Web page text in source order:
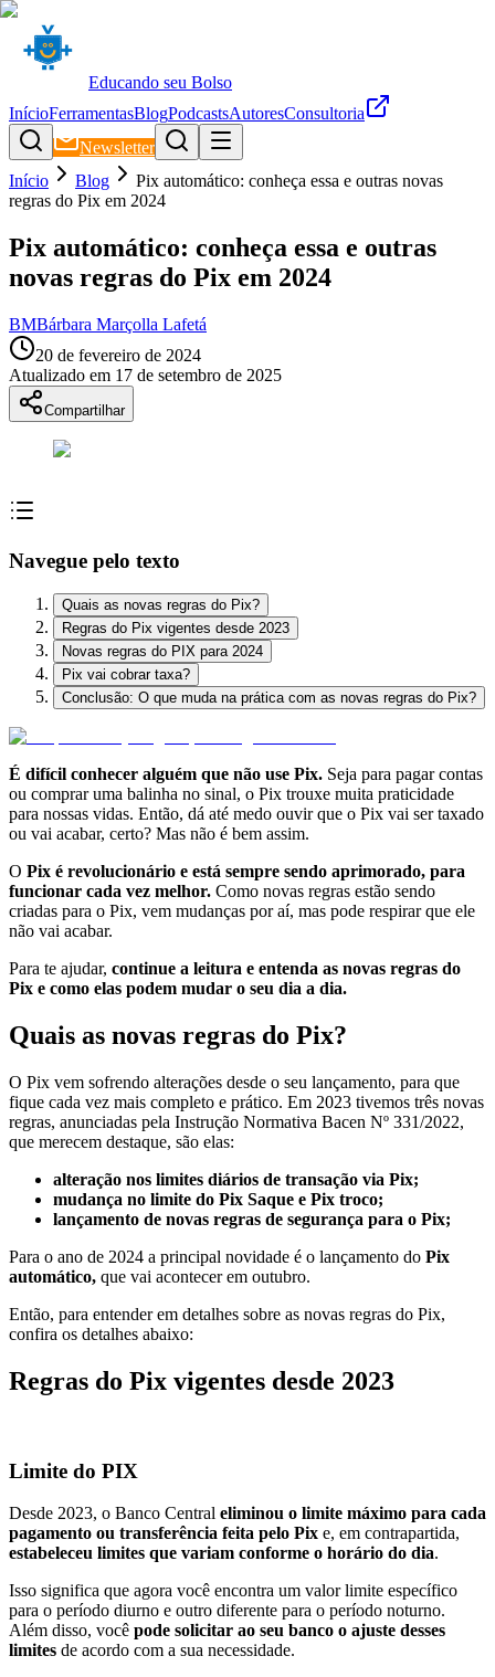
Educando seu Bolso
InícioFerramentasBlogPodcastsAutoresConsultoria
Newsletter
Início
Blog
Pix automático: conheça essa e outras novas
regras do Pix em 2024
Pix automático: conheça essa e outras
novas regras do Pix em 2024
BMBárbara Marçolla Lafetá
20 de fevereiro de 2024
Atualizado em 17 de setembro de 2025
Compartilhar
Navegue pelo texto
Quais as novas regras do Pix?
Regras do Pix vigentes desde 2023
Novas regras do PIX para 2024
Pix vai cobrar taxa?
Conclusão: O que muda na prática com as novas regras do Pix?
É difícil conhecer alguém que não use Pix. Seja para pagar contas
ou comprar uma balinha no sinal, o Pix trouxe muita praticidade
para nossas vidas. Então, dá até medo ouvir que o Pix vai ser taxado
ou vai acabar, certo? Mas não é bem assim.
O Pix é revolucionário e está sempre sendo aprimorado, para
funcionar cada vez melhor. Como novas regras estão sendo
criadas para o Pix, vem mudanças por aí, mas pode respirar que ele
não vai acabar.
Para te ajudar, continue a leitura e entenda as novas regras do
Pix e como elas podem mudar o seu dia a dia.
Quais as novas regras do Pix?
O Pix vem sofrendo alterações desde o seu lançamento, para que
fique cada vez mais completo e prático. Em 2023 tivemos três novas
regras, anunciadas pela Instrução Normativa Bacen Nº 331/2022,
que merecem destaque, são elas:
alteração nos limites diários de transação via Pix;
mudança no limite do Pix Saque e Pix troco;
lançamento de novas regras de segurança para o Pix;
Para o ano de 2024 a principal novidade é o lançamento do Pix
automático, que vai acontecer em outubro.
Então, para entender em detalhes sobre as novas regras do Pix,
confira os detalhes abaixo:
Regras do Pix vigentes desde 2023
Limite do PIX
Desde 2023, o Banco Central eliminou o limite máximo para cada
pagamento ou transferência feita pelo Pix e, em contrapartida,
estabeleceu limites que variam conforme o horário do dia.
Isso significa que agora você encontra um valor limite específico
para o período diurno e outro diferente para o período noturno.
Além disso, você pode solicitar ao seu banco o ajuste desses
limites de acordo com a sua necessidade.